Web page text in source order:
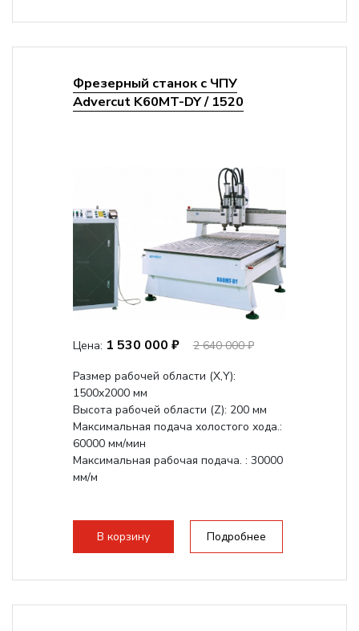
Фрезерный станок с ЧПУ
Advercut K60MT-DY / 1520
Цена: 1 530 000 ₽
2 640 000 ₽
Размер рабочей области (Х,Y):
1500x2000 мм
Высота рабочей области (Z): 200 мм
Максимальная подача холостого хода.:
60000 мм/мин
Максимальная рабочая подача. : 30000
мм/м
В корзину Подробнее